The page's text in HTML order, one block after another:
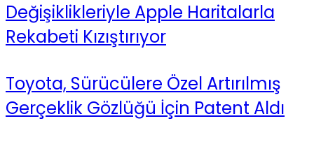
Değişiklikleriyle Apple Haritalarla
Rekabeti Kızıştırıyor
Toyota, Sürücülere Özel Artırılmış
Gerçeklik Gözlüğü İçin Patent Aldı